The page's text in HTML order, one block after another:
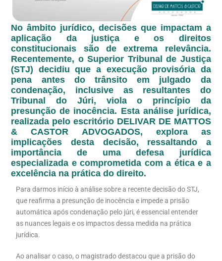
No âmbito jurídico, decisões que impactam a
aplicação da justiça e os direitos
constitucionais são de extrema relevância.
Recentemente, o Superior Tribunal de Justiça
(STJ) decidiu que a execução provisória da
pena antes do trânsito em julgado da
condenação, inclusive as resultantes do
Tribunal do Júri, viola o princípio da
presunção de inocência. Esta análise jurídica,
realizada pelo escritório DELIVAR DE MATTOS
& CASTOR ADVOGADOS, explora as
implicações desta decisão, ressaltando a
importância de uma defesa jurídica
especializada e comprometida com a ética e a
excelência na prática do direito.
Para darmos início à análise sobre a recente decisão do STJ,
que reafirma a presunção de inocência e impede a prisão
automática após condenação pelo júri, é essencial entender
as nuances legais e os impactos dessa medida na prática
jurídica.
Ao analisar o caso, o magistrado destacou que a prisão do